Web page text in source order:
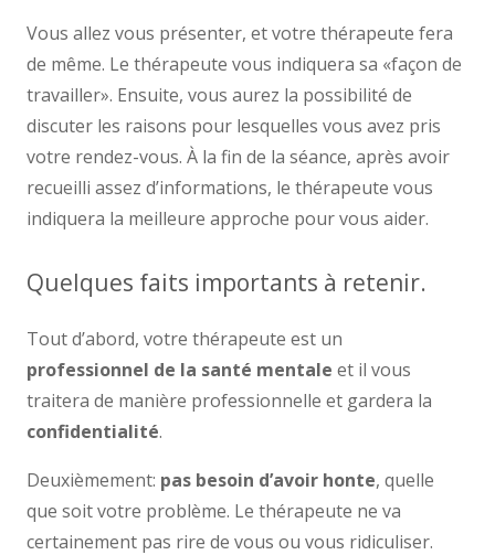
Vous allez vous présenter, et votre thérapeute fera
de même. Le thérapeute vous indiquera sa «façon de
travailler». Ensuite, vous aurez la possibilité de
discuter les raisons pour lesquelles vous avez pris
votre rendez-vous. À la fin de la séance, après avoir
recueilli assez d’informations, le thérapeute vous
indiquera la meilleure approche pour vous aider.
Quelques faits importants à retenir.
Tout d’abord, votre thérapeute est un
professionnel de la santé mentale et il vous
traitera de manière professionnelle et gardera la
confidentialité.
Deuxièmement: pas besoin d’avoir honte, quelle
que soit votre problème. Le thérapeute ne va
certainement pas rire de vous ou vous ridiculiser.